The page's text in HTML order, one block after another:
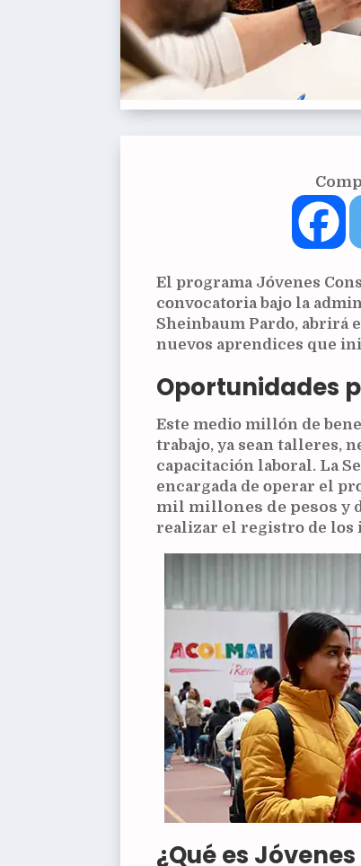
El programa Jóvenes
convocatoria bajo la
Sheinbaum Pardo, abrirá
nuevos aprendices que
Oportunidades
Este medio millón de
trabajo, ya sean talleres,
capacitación laboral. La
encargada de operar el
mil millones de pesos y
realizar el registro de los
¿Qué es